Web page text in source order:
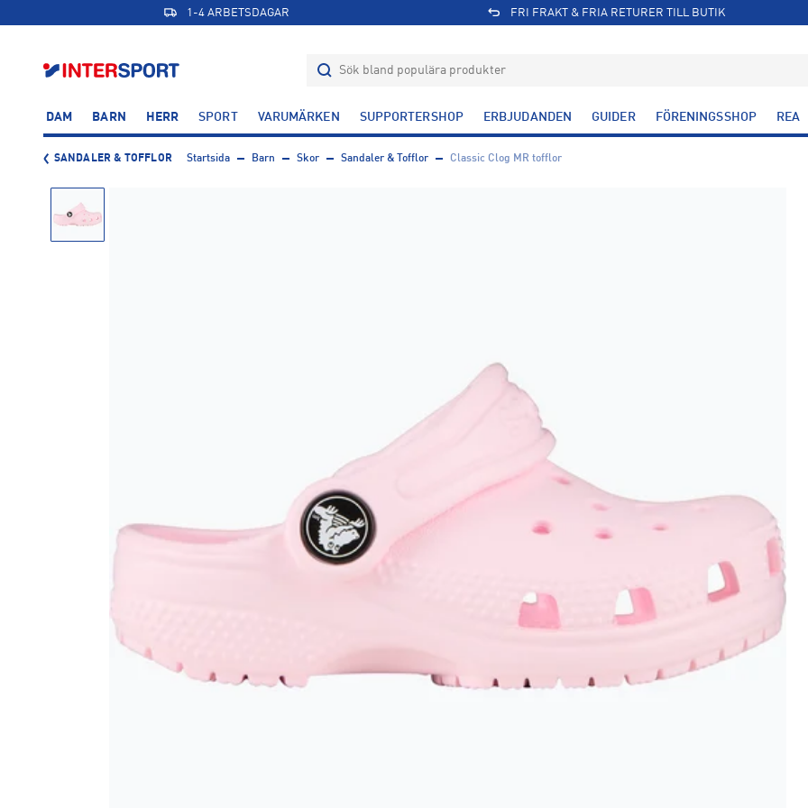
1-4 ARBETSDAGAR FRI FRAKT & FRIA RETURER TILL BUTIK
DAM BARN HERR SPORT VARUMÄRKEN SUPPORTERSHOP ERBJUDANDEN GUIDER FÖRENINGSSHOP REA
SANDALER & TOFFLOR Startsida Barn Skor Sandaler & Tofflor Classic Clog MR tofflor